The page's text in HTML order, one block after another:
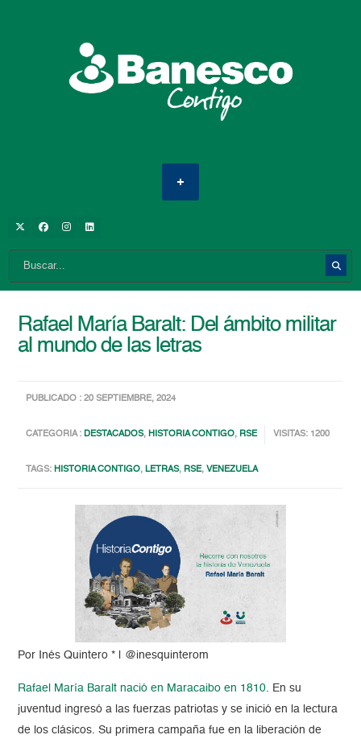
Rafael María Baralt: Del ámbito militar
al mundo de las letras
PUBLICADO : 20 SEPTIEMBRE, 2024
CATEGORIA :DESTACADOS,HISTORIA CONTIGO, RSE VISITAS: 1200
TAGS:HISTORIA CONTIGO,LETRAS, RSE,VENEZUELA
Por Inés Quintero * | @inesquinterom
Rafael María Baralt nació en Maracaibo en 1810. En su
juventud ingresó a las fuerzas patriotas y se inició en la lectura
de los clásicos. Su primera campaña fue en la liberación de